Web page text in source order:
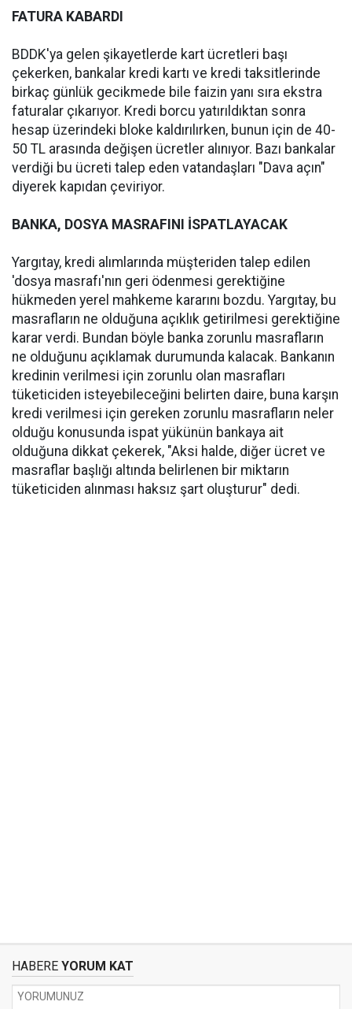
FATURA KABARDI
BDDK'ya gelen şikayetlerde kart ücretleri başı
çekerken, bankalar kredi kartı ve kredi taksitlerinde
birkaç günlük gecikmede bile faizin yanı sıra ekstra
faturalar çıkarıyor. Kredi borcu yatırıldıktan sonra
hesap üzerindeki bloke kaldırılırken, bunun için de 40-
50 TL arasında değişen ücretler alınıyor. Bazı bankalar
verdiği bu ücreti talep eden vatandaşları "Dava açın"
diyerek kapıdan çeviriyor.
BANKA, DOSYA MASRAFINI İSPATLAYACAK
Yargıtay, kredi alımlarında müşteriden talep edilen
'dosya masrafı'nın geri ödenmesi gerektiğine
hükmeden yerel mahkeme kararını bozdu. Yargıtay, bu
masrafların ne olduğuna açıklık getirilmesi gerektiğine
karar verdi. Bundan böyle banka zorunlu masrafların
ne olduğunu açıklamak durumunda kalacak. Bankanın
kredinin verilmesi için zorunlu olan masrafları
tüketiciden isteyebileceğini belirten daire, buna karşın
kredi verilmesi için gereken zorunlu masrafların neler
olduğu konusunda ispat yükünün bankaya ait
olduğuna dikkat çekerek, "Aksi halde, diğer ücret ve
masraflar başlığı altında belirlenen bir miktarın
tüketiciden alınması haksız şart oluşturur" dedi.
HABERE YORUM KAT